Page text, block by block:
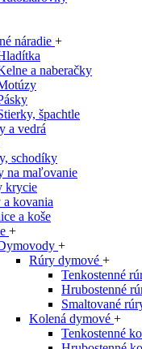
náradie +
a naberačky
špachtle
a vedrá
schodíky
na maľovanie
krycie
a kovania
a koše
+
+
Rúry dymové +
Tenkostenné
Hrubostenné
Smaltované
Kolená dymové +
Tenkostenné